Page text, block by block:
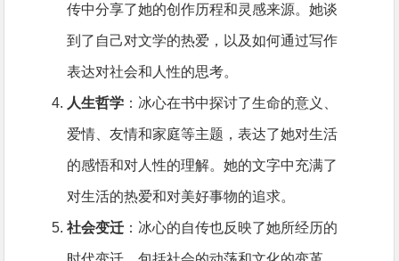
传中分享了她的创作历程和灵感来源。她谈
到了自己对文学的热爱，以及如何通过写作
表达对社会和人性的思考。
人生哲学 ：冰心在书中探讨了生命的意义、
爱情、友情和家庭等主题，表达了她对生活
的感悟和对人性的理解。她的文字中充满了
对生活的热爱和对美好事物的追求。
社会变迁 ：冰心的自传也反映了她所经历的